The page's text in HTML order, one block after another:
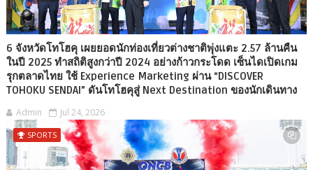
6 จังหวัดโทโฮคุ เผยยอดนักท่องเที่ยวต่างชาติพุ่งแตะ 2.57 ล้านคืน
ในปี 2025 ทำสถิติสูงกว่าปี 2024 อย่างก้าวกระโดด เซ็นไดเปิดเกม
รุกตลาดไทย ใช้ Experience Marketing ผ่าน “DISCOVER
TOHOKU SENDAI” ดันโทโฮคุสู่ Next Destination ของนักเดินทาง
Admin Jul 24, 2026
SPORTS